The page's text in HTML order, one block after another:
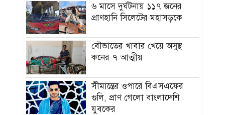
৬ মাসে দুর্ঘটনায় ১১৭ জনের
প্রাণহানি সিলেটের মহাসড়কে
বৌভাতের খাবার খেয়ে অসুস্থ
কনের ৭ আত্মীয়
সীমান্তের ওপারে বিএসএফের
গুলি, প্রাণ গেলো বাংলাদেশি
যুবকের